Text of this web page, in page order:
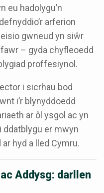
eu hadolygu’n
arferion
gwneud yn siŵr
– gyda chyfleoedd
proffesiynol.
i sicrhau bod
i’r blynyddoedd
ar ôl ysgol ac yn
ddatblygu er mwyn
hyd a lled Cymru.
Addysg: darllen